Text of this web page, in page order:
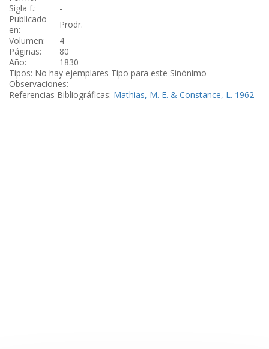
Sigla f.:
-
Publicado
en:
Prodr.
Volumen:
4
Páginas:
80
Año:
1830
Tipos: No hay ejemplares Tipo para este Sinónimo
Observaciones:
Referencias Bibliográficas: Mathias, M. E. & Constance, L. 1962